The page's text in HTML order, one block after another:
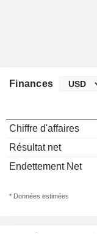
Finances
Chiffre d'affaires
Résultat net
Endettement Net
* Données estimées